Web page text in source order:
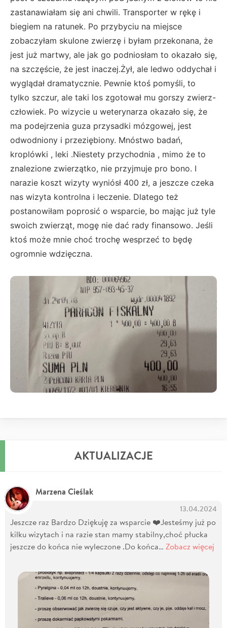
zastanawiałam się ani chwili. Transporter w rękę i
biegiem na ratunek. Po przybyciu na miejsce
zobaczyłam skulone zwierzę i byłam przekonana, że
jest już martwy, ale jak go podniosłam to okazało się,
na szczęście, że jest inaczej.Żył, ale ledwo oddychał i
wyglądał dramatycznie. Pewnie ktoś pomyśli, to
tylko szczur, ale taki los zgotował mu gorszy zwierz-
człowiek. Po wizycie u weterynarza okazało się, że
ma podejrzenia guza przysadki mózgowej, jest
odwodniony i przeziębiony. Mnóstwo badań,
kroplówki , leki .Niestety przychodnia , mimo że to
znalezione zwierzątko, nie przyjmuje pro bono. I
narazie koszt wizyty wyniósł 400 zł, a jeszcze czeka
nas wizyta kontrolna i leczenie. Dlatego też
postanowiłam poprosić o wsparcie, bo mając już tyle
swoich zwierząt, mogę nie dać rady finansowo. Jeśli
ktoś może mnie choć trochę wesprzeć to będę
ogromnie wdzięczna.
AKTUALIZACJE
Marzena Cieślak
13.04.2024
Jeszcze raz Bardzo Dziękuję za wsparcie ❤️Jesteśmy już po
kilku wizytach i na razie stan mamy stabilny,choć płucka
jeszcze do końca nie wyleczone .Do końca… Zobacz więcej